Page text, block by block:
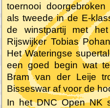
toernooi
als tweede in de E-
de winstpartij met
Rijswijker Tobias
Het Wateringse
een goed begin wat
Bram van der Leije
Bisseswar af voor de
In het DNC Open NK